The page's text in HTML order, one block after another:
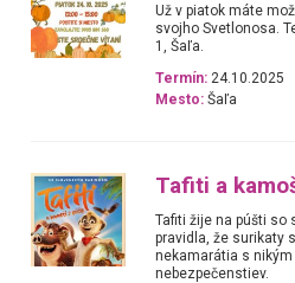
Už v piatok máte
svojho Svetlonosa.
1, Šaľa.
Termín: 24.10.2025
Mesto: Šaľa
Tafiti a
Tafiti žije na púšti so
pravidla, že surikaty
nekamarátia s
nebezpečenstiev.